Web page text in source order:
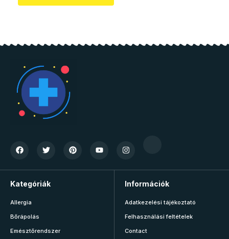
Kategóriák
Allergia
Bőrápolás
Emésztőrendszer
Információk
Adatkezelési tájékoztató
Felhasználási feltételek
Contact